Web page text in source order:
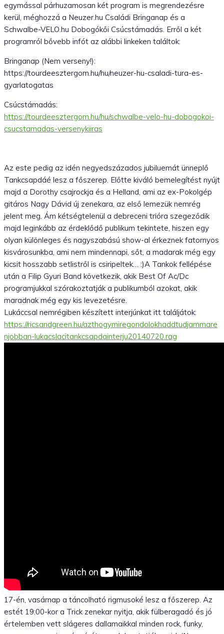
egymással párhuzamosan két program is megrendezésre
kerül, méghozzá a Neuzer.hu Családi Bringanap és a
Schwalbe-VELO.hu Dobogókői Csúcstámadás. Erről a két
programról bővebb infót az alábbi linkeken találtok:
Bringanap (Nem verseny!):
https://tourdeesztergom.hu/hu/neuzer-hu-csaladi-tura-es-
gyarlatogatas
Csúcstámadás:
https://tourdeesztergom.hu/hu/schwalbe-velo-hu-dobogokoi-
csucstamadas-versenykiiras
Az este pedig az idén negyedszázados jubiluemát ünneplő
Tankcsapdáé lesz a főszerep. Előtte kiváló bemelegítést nyújt
majd a Dorothy csajrockja és a Helland, ami az ex-Pokolgép
gitáros Nagy Dávid új zenekara, az első lemezük nemrég
jelent meg. Ám kétségtelenül a debreceni trióra szegeződik
majd leginkább az érdeklődő publikum tekintete, hiszen egy
olyan különleges és nagyszabású show-al érkeznek fatornyos
kisvárosunkba, ami nem mindennapi, sőt, a madarak még egy
kicsit hosszabb setlistről is csiripeltek… :)A Tankok fellépése
után a Filip Gyuri Band következik, akik Best Of Ac/Dc
programjukkal szórakoztatják a publikumból azokat, akik
maradnak még egy kis levezetésre.
Lukáccsal nemrégiben készített interjúnkat itt találjátok:
https://ricsandgreen.hu/azthogymiregondolokhaddtudjammare
njobban-lukacslacitankcsapdainterju20140720.rag
17-én, vasárnap a táncolható rigmusoké lesz a főszerep. Az
estét 19:00-kor a Trick zenekar nyitja, akik fülberagadó és jó
értelemben vett slágeres dallamaikkal minden rock, funky,